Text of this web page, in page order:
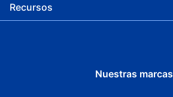
Recursos
Nuestras marcas